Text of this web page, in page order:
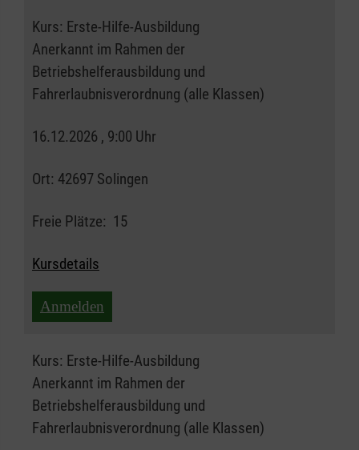
Kurs: Erste-Hilfe-Ausbildung
Anerkannt im Rahmen der
Betriebshelferausbildung und
Fahrerlaubnisverordnung (alle Klassen)
16.12.2026 , 9:00 Uhr
Ort: 42697 Solingen
Freie Plätze: 15
Kursdetails
Anmelden
Kurs: Erste-Hilfe-Ausbildung
Anerkannt im Rahmen der
Betriebshelferausbildung und
Fahrerlaubnisverordnung (alle Klassen)